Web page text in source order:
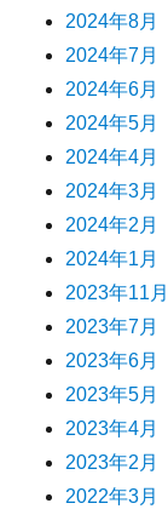
2024年8月
2024年7月
2024年6月
2024年5月
2024年4月
2024年3月
2024年2月
2024年1月
2023年11月
2023年7月
2023年6月
2023年5月
2023年4月
2023年2月
2022年3月